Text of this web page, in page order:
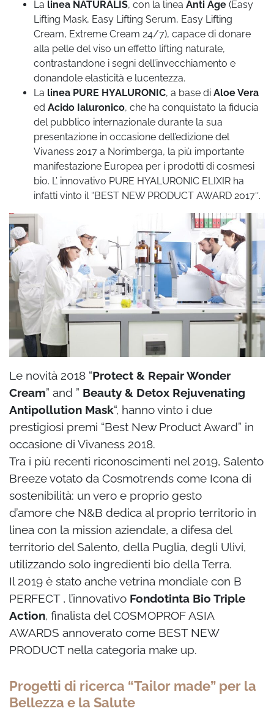
La linea NATURALIS, con la linea Anti Age (Easy
Lifting Mask, Easy Lifting Serum, Easy Lifting
Cream, Extreme Cream 24/7), capace di donare
alla pelle del viso un effetto lifting naturale,
contrastandone i segni dell’invecchiamento e
donandole elasticità e lucentezza.
La linea PURE HYALURONIC, a base di Aloe Vera
ed Acido Ialuronico, che ha conquistato la fiducia
del pubblico internazionale durante la sua
presentazione in occasione dell’edizione del
Vivaness 2017 a Norimberga, la più importante
manifestazione Europea per i prodotti di cosmesi
bio. L’ innovativo PURE HYALURONIC ELIXIR ha
infatti vinto il “BEST NEW PRODUCT AWARD 2017″.
Le novità 2018 “Protect & Repair Wonder
Cream” and ” Beauty & Detox Rejuvenating
Antipollution Mask“, hanno vinto i due
prestigiosi premi “Best New ProductAward” in
occasione di Vivaness 2018.
Tra i più recenti riconoscimenti nel 2019, Salento
Breeze votato da Cosmotrends come Icona di
sostenibilità: un vero e proprio gesto
d’amore che N&B dedica al proprio territorio in
linea con la mission aziendale, a difesa del
territorio del Salento, della Puglia, degli Ulivi,
utilizzando solo ingredienti bio della Terra.
Il 2019 è stato anche vetrina mondiale con B
PERFECT , l’innovativo Fondotinta Bio Triple
Action, finalista del COSMOPROF ASIA
AWARDS annoverato come BEST NEW
PRODUCT nella categoria make up.
Progetti di ricerca “Tailor made” per la
Bellezza e la Salute